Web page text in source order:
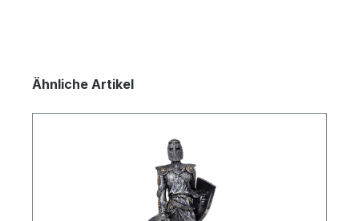
Produktgalerie überspringen
Ähnliche Artikel